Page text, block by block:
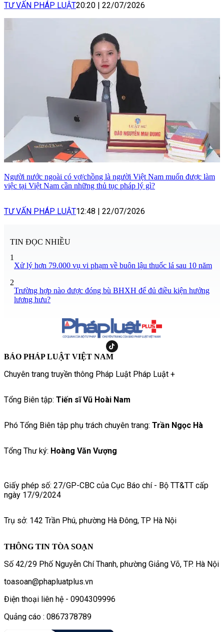
TƯ VẤN PHÁP LUẬT20:20 22/07/2026
Người nước ngoài có vợ/chồng là người Việt Nam muốn được làm
việc tại Việt Nam cần những thủ tục pháp lý gì?
TƯ VẤN PHÁP LUẬT12:48 22/07/2026
TIN ĐỌC NHIỀU
1
Xử lý hơn 79.000 vụ vi phạm về buôn lậu thuốc lá sau 10 năm
2
Trường hợp nào được đóng bù BHXH để đủ điều kiện hưởng
lương hưu?
BÁO PHÁP LUẬT VIỆT NAM
Chuyên trang truyền thông Pháp Luật Pháp Luật +
Tổng Biên tập: Tiến sĩ Vũ Hoài Nam
Phó Tổng Biên tập phụ trách chuyên trang: Trần Ngọc Hà
Tổng Thư ký: Hoàng Văn Vượng
Giấy phép số: 27/GP-CBC của Cục Báo chí - Bộ TT&TT cấp
ngày 17/9/2024
Trụ sở: 142 Trần Phú, phường Hà Đông, TP Hà Nội
THÔNG TIN TÒA SOẠN
Số 42/29 Phố Nguyễn Chí Thanh, phường Giảng Võ, TP. Hà Nội
toasoan@phapluatplus.vn
Điện thoại liên hệ - 0904309996
Quảng cáo : 0867378789